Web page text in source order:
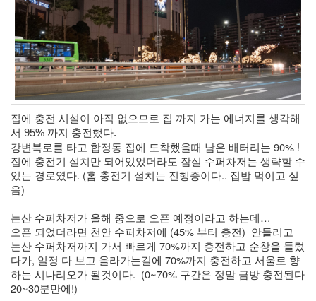
집에 충전 시설이 아직 없으므로 집 까지 가는 에너지를 생각해
서 95% 까지 충전했다.
강변북로를 타고 합정동 집에 도착했을때 남은 배터리는 90% !
집에 충전기 설치만 되어있었더라도 잠실 수퍼차저는 생략할 수
있는 경로였다. (홈 충전기 설치는 진행중이다.. 집밥 먹이고 싶
음)
논산 수퍼차저가 올해 중으로 오픈 예정이라고 하는데…
오픈 되었더라면 천안 수퍼차저에 (45% 부터 충전)  안들리고
논산 수퍼차저까지 가서 빠르게 70%까지 충전하고 순창을 들렀
다가, 일정 다 보고 올라가는길에 70%까지 충전하고 서울로 향
하는 시나리오가 될것이다.  (0~70% 구간은 정말 금방 충전된다
20~30분만에!)